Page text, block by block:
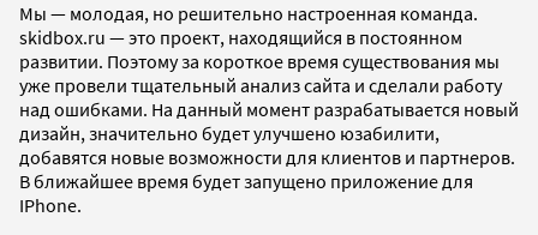
Мы — молодая, но решительно настроенная команда.
skidbox.ru — это проект, находящийся в постоянном
развитии. Поэтому за короткое время существования мы
уже провели тщательный анализ сайта и сделали работу
над ошибками. На данный момент разрабатывается новый
дизайн, значительно будет улучшено юзабилити,
добавятся новые возможности для клиентов и партнеров.
В ближайшее время будет запущено приложение для
IPhone.